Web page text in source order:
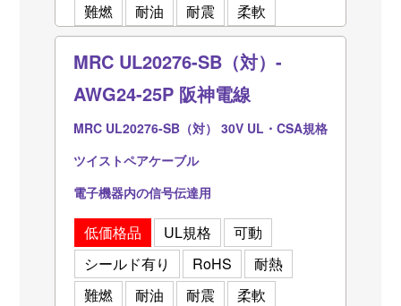
難燃
耐油 耐震 柔軟
MRC UL20276-SB（対）-
AWG24-25P 阪神電線
MRC UL20276-SB（対） 30V UL・CSA規格
ツイストペアケーブル
電子機器内の信号伝達用
低価格品 UL規格
可動
シールド有り
RoHS
耐熱
難燃
耐油 耐震 柔軟